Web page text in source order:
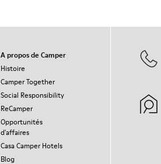
A propos de Camper
Histoire
Camper Together
Social Responsibility
ReCamper
Opportunités
d'affaires
Casa Camper Hotels
Blog